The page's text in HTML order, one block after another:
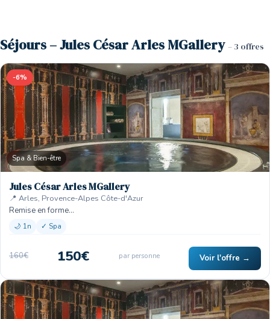
Séjours – Jules César Arles MGallery – 3 offres
-6%
Spa & Bien-être
Jules César Arles MGallery
📍 Arles, Provence-Alpes Côte-d'Azur
Remise en forme…
🌙 1n ✓ Spa
160€ 150€ par personne Voir l'offre →